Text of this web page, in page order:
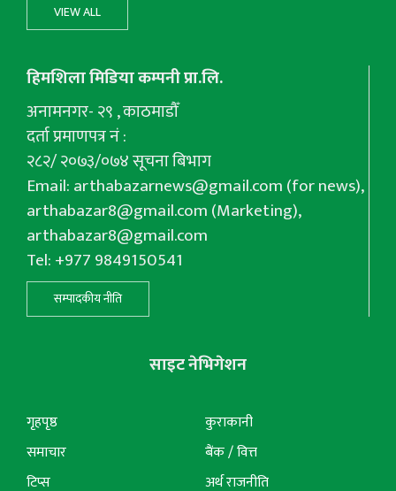
VIEW ALL
हिमशिला मिडिया कम्पनी प्रा.लि.
अनामनगर- २९ , काठमाडौँ
दर्ता प्रमाणपत्र नं :
२८२/ २०७३/०७४ सूचना बिभाग
Email:arthabazarnews@gmail.com(for news),
arthabazar8@gmail.com(Marketing),
arthabazar8@gmail.com
Tel: +977 9849150541
सम्पादकीय नीति
साइट नेभिगेशन
गृहपृष्ठ
समाचार
टिप्स
कुराकानी
बैंक / वित्त
अर्थ राजनीति